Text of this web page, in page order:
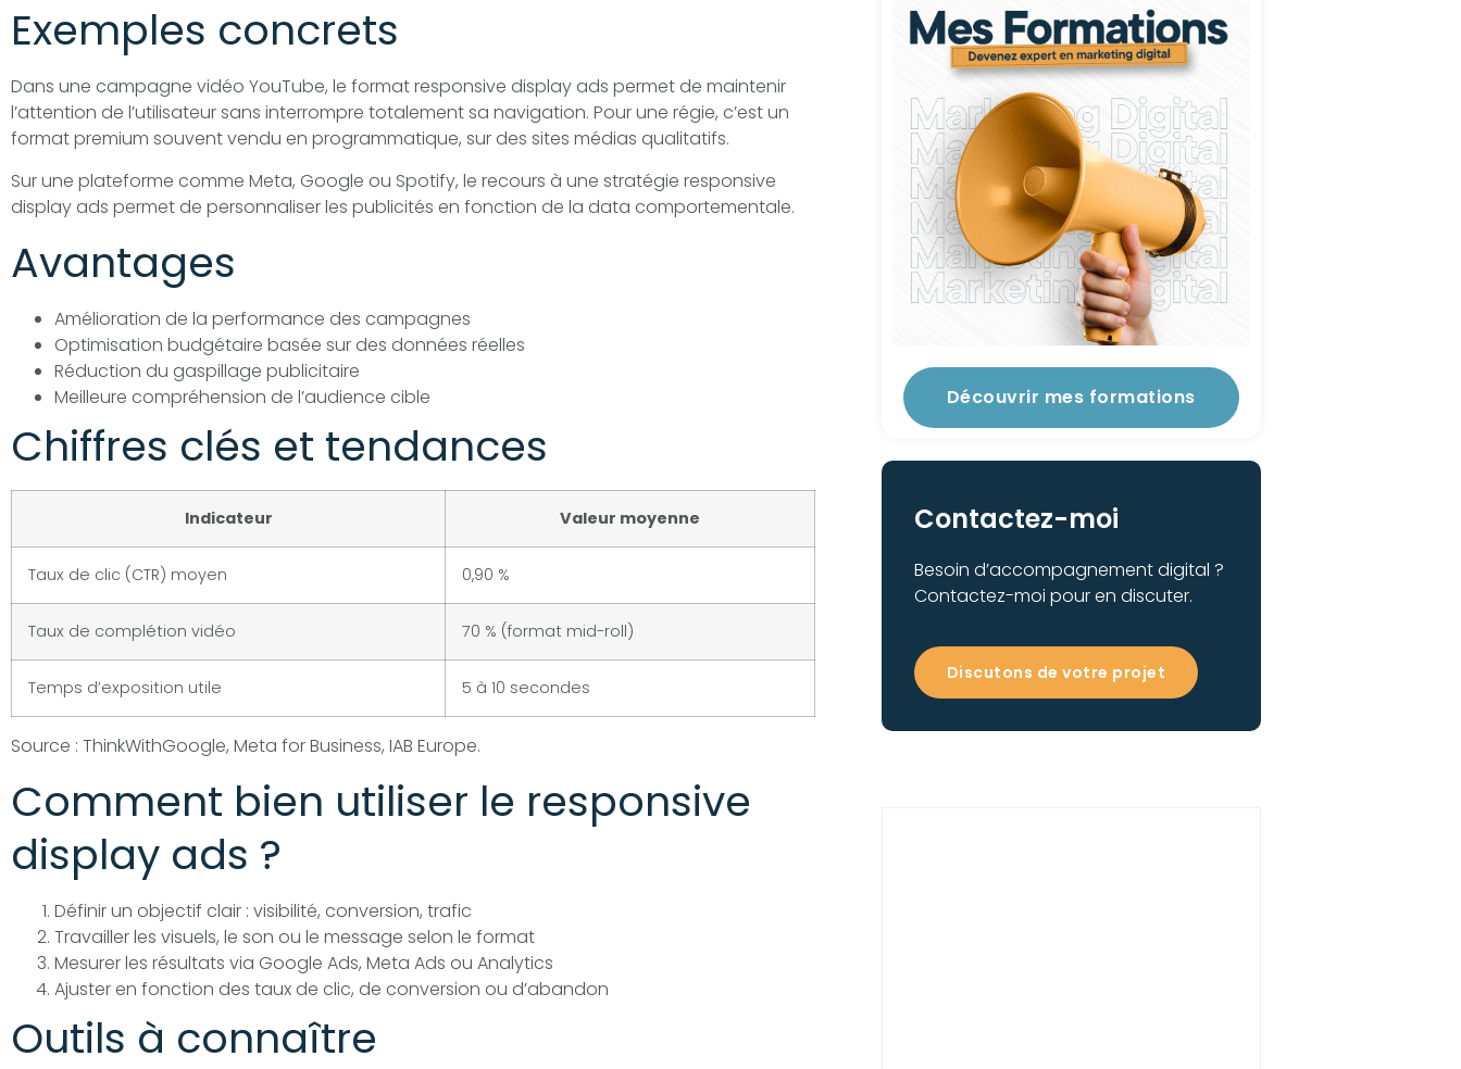
Exemples concrets
Dans une campagne vidéo YouTube, le format responsive display ads permet de maintenir
l’attention de l’utilisateur sans interrompre totalement sa navigation. Pour une régie, c’est un
format premium souvent vendu en programmatique, sur des sites médias qualitatifs.
Sur une plateforme comme Meta, Google ou Spotify, le recours à une stratégie responsive
display ads permet de personnaliser les publicités en fonction de la data comportementale.
Avantages
Amélioration de la performance des campagnes
Optimisation budgétaire basée sur des données réelles
Réduction du gaspillage publicitaire
Meilleure compréhension de l’audience cible
Chiffres clés et tendances
Indicateur Valeur moyenne
Taux de clic (CTR) moyen 0,90 %
Taux de complétion vidéo 70 % (format mid-roll)
Temps d’exposition utile 5 à 10 secondes
Source : ThinkWithGoogle, Meta for Business, IAB Europe.
Comment bien utiliser le responsive
display ads ?
Définir un objectif clair : visibilité, conversion, trafic
Travailler les visuels, le son ou le message selon le format
Mesurer les résultats via Google Ads, Meta Ads ou Analytics
Ajuster en fonction des taux de clic, de conversion ou d’abandon
Outils à connaître
Découvrir mes formations
Contactez-moi
Besoin d’accompagnement digital ?
Contactez-moi pour en discuter.
Discutons de votre projet